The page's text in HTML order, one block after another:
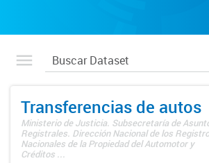
Transferencias de autos
Ministerio de Justicia. Subsecretaría de
Registrales. Dirección Nacional de los
Nacionales de la Propiedad del Automotor y
Créditos ...